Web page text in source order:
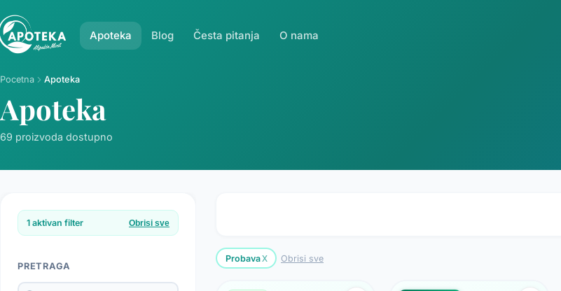
Apoteka Blog Česta pitanja O nama
Pocetna Apoteka
Apoteka
69 proizvoda dostupno
1 aktivan filter Obrisi sve
PRETRAGA
Probavax Obrisi sve